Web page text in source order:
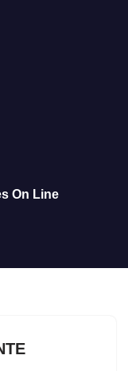
On Line